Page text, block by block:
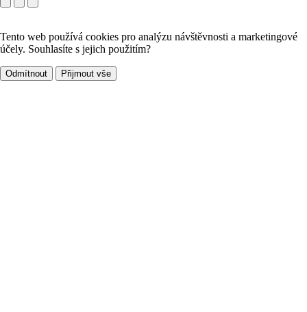
Tento web používá cookies pro analýzu návštěvnosti a marketingové
účely. Souhlasíte s jejich použitím?
Odmítnout Přijmout vše